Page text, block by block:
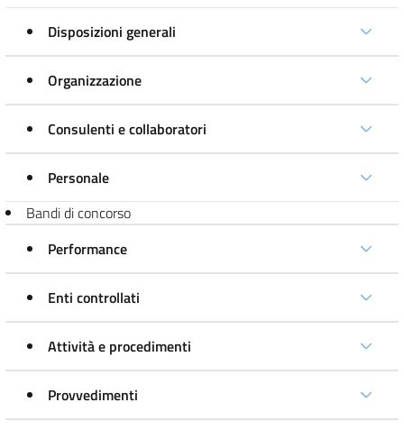
Disposizioni generali
Organizzazione
Consulenti e collaboratori
Personale
Bandi di concorso
Performance
Enti controllati
Attività e procedimenti
Provvedimenti